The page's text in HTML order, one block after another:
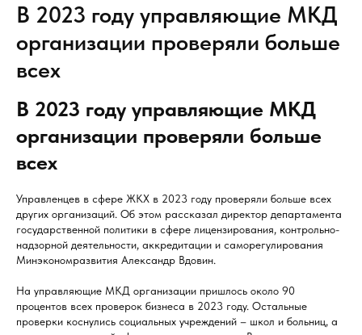
В 2023 году управляющие МКД
организации проверяли больше
всех
В 2023 году управляющие МКД
организации проверяли больше
всех
Управленцев в сфере ЖКХ в 2023 году проверяли больше всех
других организаций. Об этом рассказал директор департамента
государственной политики в сфере лицензирования, контрольно-
надзорной деятельности, аккредитации и саморегулирования
Минэкономразвития Александр Вдовин.
На управляющие МКД организации пришлось около 90
процентов всех проверок бизнеса в 2023 году. Остальные
проверки коснулись социальных учреждений – школ и больниц, а